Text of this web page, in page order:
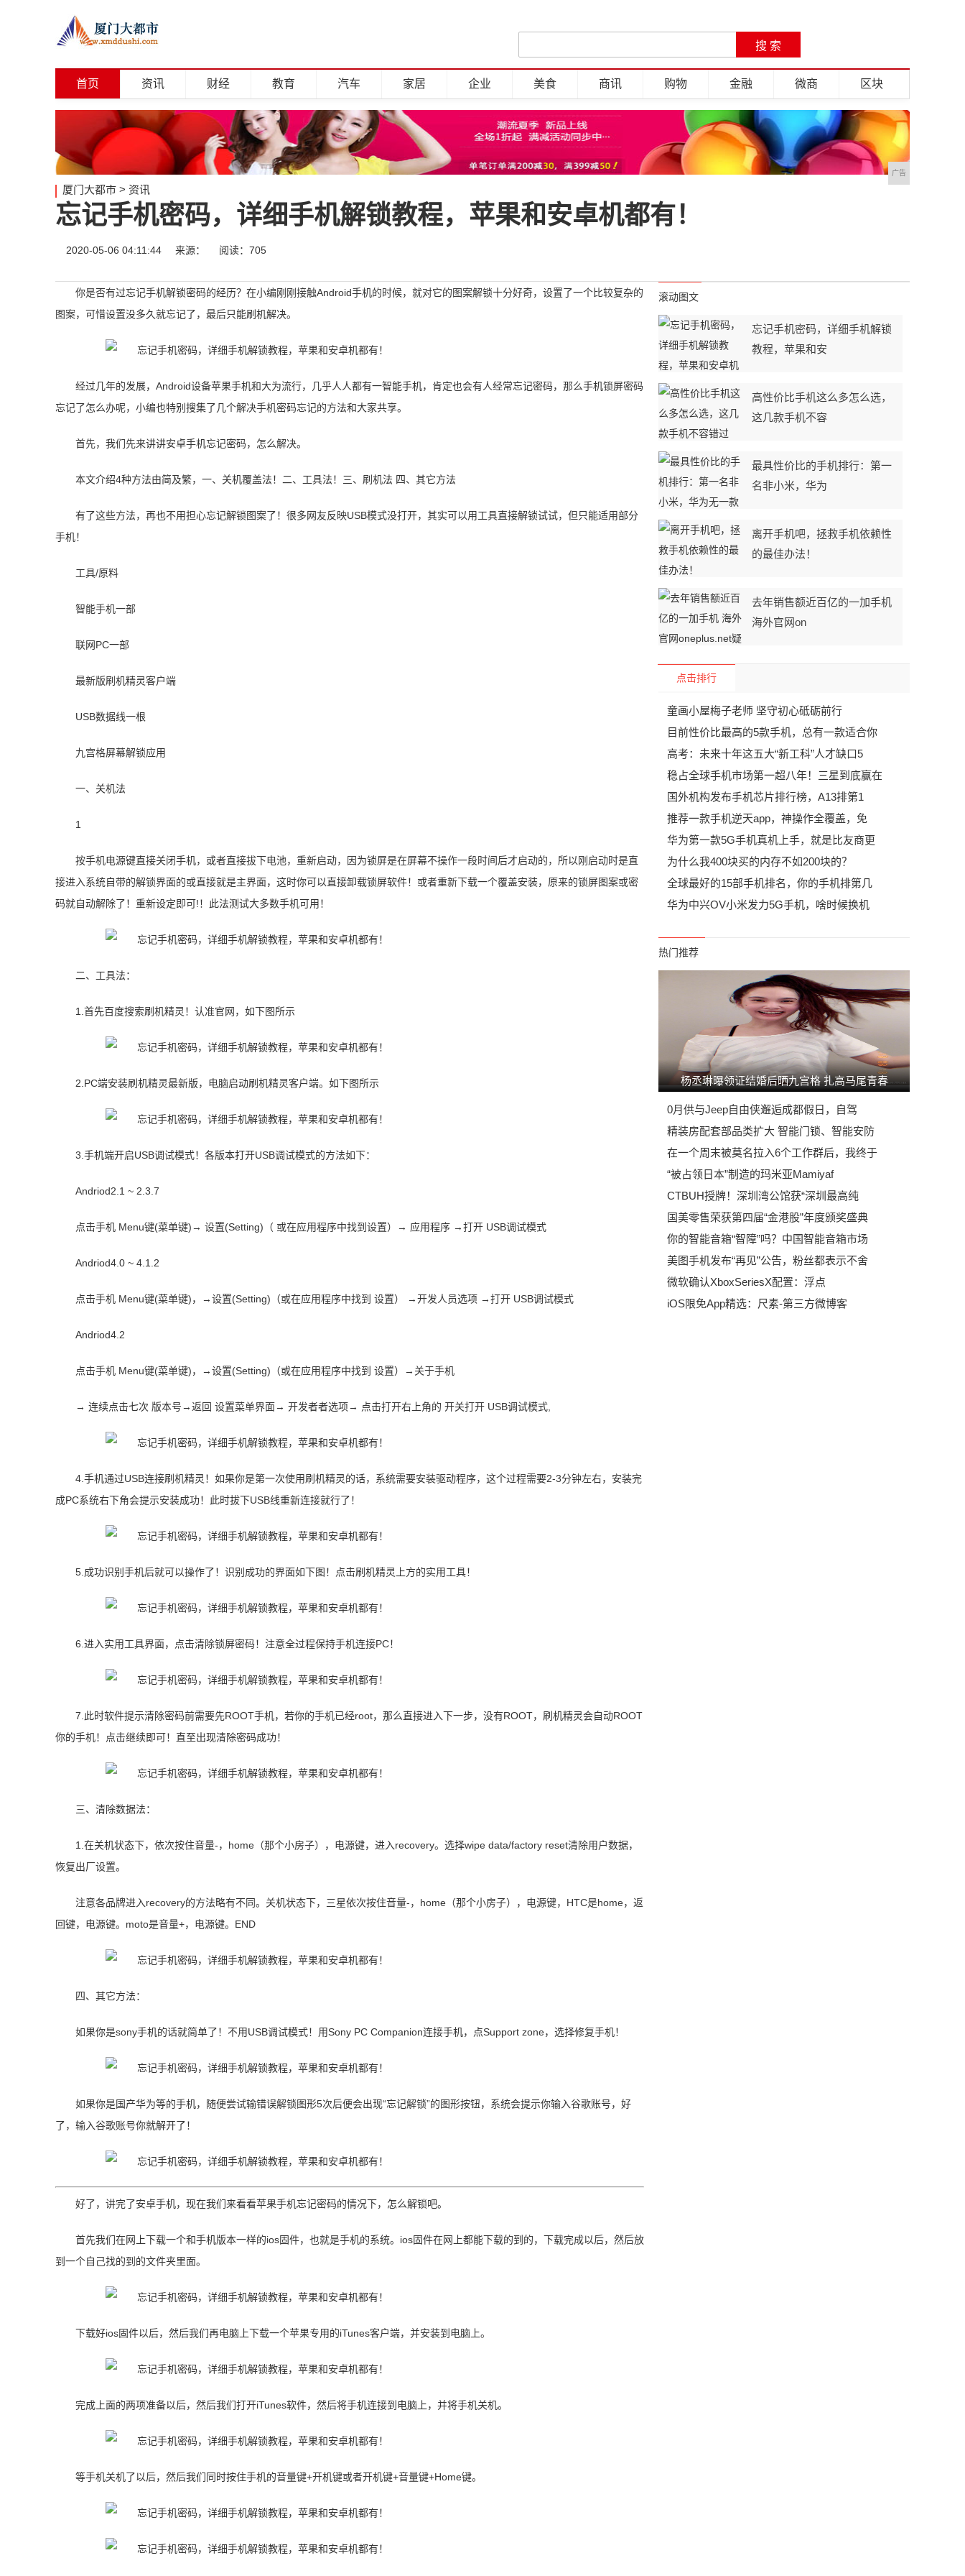
首页 资讯 财经 教育 汽车 家居 企业 美食 商讯 购物 金融 微商 区块
广告
厦门大都市 > 资讯
忘记手机密码，详细手机解锁教程，苹果和安卓机都有！
2020-05-06 04:11:44 来源： 阅读：705
你是否有过忘记手机解锁密码的经历？在小编刚刚接触Android手机的时候，就对它的图案解锁十分好奇，设置了一个比较复杂的
图案，可惜设置没多久就忘记了，最后只能刷机解决。
经过几年的发展，Android设备苹果手机和大为流行，几乎人人都有一智能手机，肯定也会有人经常忘记密码，那么手机锁屏密码
忘记了怎么办呢，小编也特别搜集了几个解决手机密码忘记的方法和大家共享。
首先，我们先来讲讲安卓手机忘记密码，怎么解决。
本文介绍4种方法由简及繁，一、关机覆盖法！二、工具法！三、刷机法 四、其它方法
有了这些方法，再也不用担心忘记解锁图案了！很多网友反映USB模式没打开，其实可以用工具直接解锁试试，但只能适用部分
手机！
工具/原料
智能手机一部
联网PC一部
最新版刷机精灵客户端
USB数据线一根
九宫格屏幕解锁应用
一、关机法
1
按手机电源键直接关闭手机，或者直接拔下电池，重新启动，因为锁屏是在屏幕不操作一段时间后才启动的，所以刚启动时是直
接进入系统自带的解锁界面的或直接就是主界面，这时你可以直接卸载锁屏软件！或者重新下载一个覆盖安装，原来的锁屏图案或密
码就自动解除了！重新设定即可!！此法测试大多数手机可用！
二、工具法：
1.首先百度搜索刷机精灵！认准官网，如下图所示
2.PC端安装刷机精灵最新版，电脑启动刷机精灵客户端。如下图所示
3.手机端开启USB调试模式！各版本打开USB调试模式的方法如下：
Andriod2.1 ~ 2.3.7
点击手机 Menu键(菜单键)→ 设置(Setting)（ 或在应用程序中找到设置）→ 应用程序 →打开 USB调试模式
Andriod4.0 ~ 4.1.2
点击手机 Menu键(菜单键)，→设置(Setting)（或在应用程序中找到 设置） →开发人员选项 →打开 USB调试模式
Andriod4.2
点击手机 Menu键(菜单键)，→设置(Setting)（或在应用程序中找到 设置）→关于手机
→ 连续点击七次 版本号→返回 设置菜单界面→ 开发者者选项→ 点击打开右上角的 开关打开 USB调试模式,
4.手机通过USB连接刷机精灵！如果你是第一次使用刷机精灵的话，系统需要安装驱动程序，这个过程需要2-3分钟左右，安装完
成PC系统右下角会提示安装成功！此时拔下USB线重新连接就行了！
5.成功识别手机后就可以操作了！识别成功的界面如下图！点击刷机精灵上方的实用工具！
6.进入实用工具界面，点击清除锁屏密码！注意全过程保持手机连接PC！
7.此时软件提示清除密码前需要先ROOT手机，若你的手机已经root，那么直接进入下一步，没有ROOT，刷机精灵会自动ROOT
你的手机！点击继续即可！直至出现清除密码成功！
三、清除数据法：
1.在关机状态下，依次按住音量-，home（那个小房子），电源键，进入recovery。选择wipe data/factory reset清除用户数据，
恢复出厂设置。
注意各品牌进入recovery的方法略有不同。关机状态下，三星依次按住音量-，home（那个小房子），电源键，HTC是home，返
回键，电源键。moto是音量+，电源键。END
四、其它方法：
如果你是sony手机的话就简单了！不用USB调试模式！用Sony PC Companion连接手机，点Support zone，选择修复手机！
如果你是国产华为等的手机，随便尝试输错误解锁图形5次后便会出现“忘记解锁”的图形按钮，系统会提示你输入谷歌账号，好
了，输入谷歌账号你就解开了！
好了，讲完了安卓手机，现在我们来看看苹果手机忘记密码的情况下，怎么解锁吧。
首先我们在网上下载一个和手机版本一样的ios固件，也就是手机的系统。ios固件在网上都能下载的到的，下载完成以后，然后放
到一个自己找的到的文件夹里面。
下载好ios固件以后，然后我们再电脑上下载一个苹果专用的iTunes客户端，并安装到电脑上。
完成上面的两项准备以后，然后我们打开iTunes软件，然后将手机连接到电脑上，并将手机关机。
等手机关机了以后，然后我们同时按住手机的音量键+开机键或者开机键+音量键+Home键。
滚动图文
忘记手机密码，详细手机解锁
教程，苹果和安
高性价比手机这么多怎么选，
这几款手机不容
最具性价比的手机排行：第一
名非小米，华为
离开手机吧，拯救手机依赖性
的最佳办法！
去年销售额近百亿的一加手机
海外官网on
点击排行
童画小屋梅子老师 坚守初心砥砺前行
目前性价比最高的5款手机，总有一款适合你
高考：未来十年这五大“新工科”人才缺口5
稳占全球手机市场第一超八年！三星到底赢在
国外机构发布手机芯片排行榜，A13排第1
推荐一款手机逆天app，神操作全覆盖，免
华为第一款5G手机真机上手，就是比友商更
为什么我400块买的内存不如200块的？
全球最好的15部手机排名，你的手机排第几
华为中兴OV小米发力5G手机，啥时候换机
热门推荐
杨丞琳曝领证结婚后晒九宫格 扎高马尾青春
0月供与Jeep自由侠邂逅成都假日，自驾
精装房配套部品类扩大 智能门锁、智能安防
在一个周末被莫名拉入6个工作群后，我终于
“被占领日本”制造的玛米亚Mamiyaf
CTBUH授牌！深圳湾公馆获“深圳最高纯
国美零售荣获第四届“金港股”年度颁奖盛典
你的智能音箱“智障”吗？中国智能音箱市场
美图手机发布“再见”公告，粉丝都表示不舍
微软确认XboxSeriesX配置：浮点
iOS限免App精选：尺素-第三方微博客